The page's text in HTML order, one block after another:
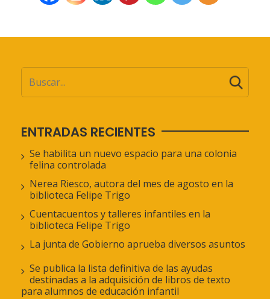
ENTRADAS RECIENTES
Se habilita un nuevo espacio para una colonia
felina controlada
Nerea Riesco, autora del mes de agosto en la
biblioteca Felipe Trigo
Cuentacuentos y talleres infantiles en la
biblioteca Felipe Trigo
La junta de Gobierno aprueba diversos asuntos
Se publica la lista definitiva de las ayudas
destinadas a la adquisición de libros de texto
para alumnos de educación infantil